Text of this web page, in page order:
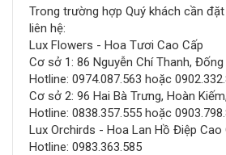
Trong trường hợp Quý khách cần
liên hệ:
Lux Flowers - Hoa Tươi Cao Cấp
Cơ sở 1: 86 Nguyễn Chí Thanh,
Hotline: 0974.087.563 hoặc
Cơ sở 2: 96 Hai Bà Trưng, Hoàn
Hotline: 0838.357.555 hoặc
Lux Orchirds - Hoa Lan Hồ Điệp Cao
Hotline: 0983.363.585